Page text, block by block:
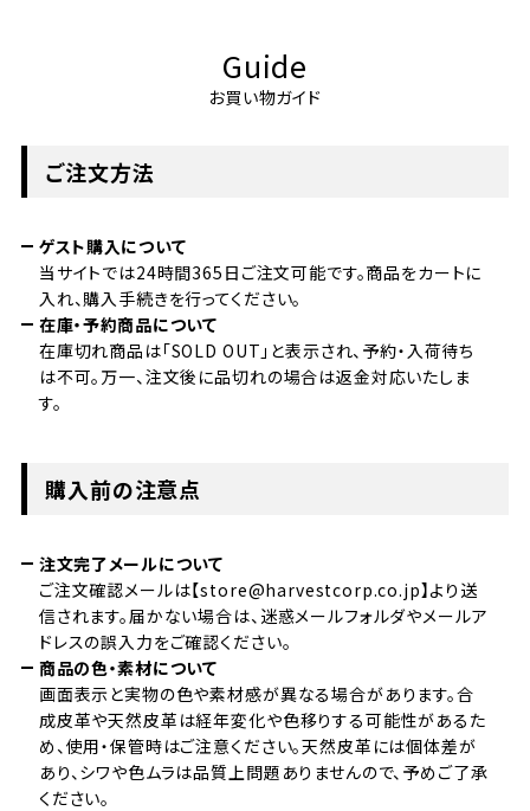
Guide
お買い物ガイド
ご注文方法
ゲスト購入について
当サイトでは24時間365日ご注文可能です。商品をカートに
入れ、購入手続きを行ってください。
在庫・予約商品について
在庫切れ商品は「SOLD OUT」と表示され、予約・入荷待ち
は不可。万一、注文後に品切れの場合は返金対応いたしま
す。
購入前の注意点
注文完了メールについて
ご注文確認メールは【store@harvestcorp.co.jp】より送
信されます。届かない場合は、迷惑メールフォルダやメールア
ドレスの誤入力をご確認ください。
商品の色・素材について
画面表示と実物の色や素材感が異なる場合があります。合
成皮革や天然皮革は経年変化や色移りする可能性があるた
め、使用・保管時はご注意ください。天然皮革には個体差が
あり、シワや色ムラは品質上問題ありませんので、予めご了承
ください。